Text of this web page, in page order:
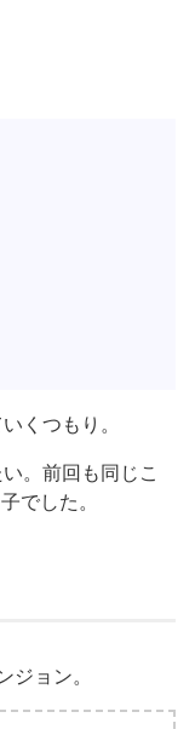
くつもり。
。前回も同じこ
でした。
ョン。